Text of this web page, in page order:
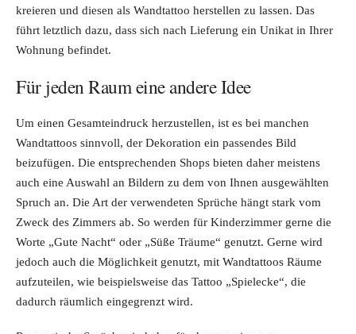
kreieren und diesen als Wandtattoo herstellen zu lassen. Das
führt letztlich dazu, dass sich nach Lieferung ein Unikat in Ihrer
Wohnung befindet.
Für jeden Raum eine andere Idee
Um einen Gesamteindruck herzustellen, ist es bei manchen
Wandtattoos sinnvoll, der Dekoration ein passendes Bild
beizufügen. Die entsprechenden Shops bieten daher meistens
auch eine Auswahl an Bildern zu dem von Ihnen ausgewählten
Spruch an. Die Art der verwendeten Sprüche hängt stark vom
Zweck des Zimmers ab. So werden für Kinderzimmer gerne die
Worte „Gute Nacht“ oder „Süße Träume“ genutzt. Gerne wird
jedoch auch die Möglichkeit genutzt, mit Wandtattoos Räume
aufzuteilen, wie beispielsweise das Tattoo „Spielecke“, die
dadurch räumlich eingegrenzt wird.